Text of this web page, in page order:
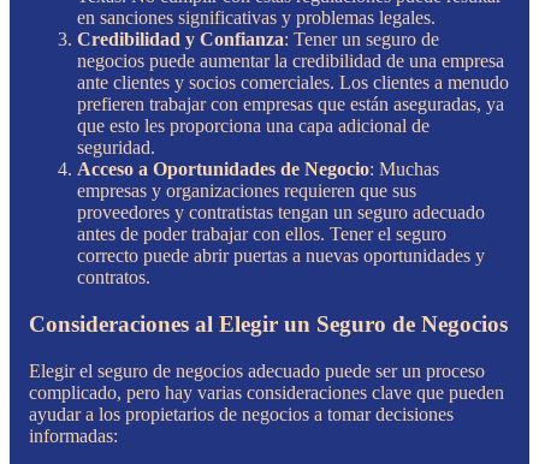
en sanciones significativas y problemas legales.
Credibilidad y Confianza: Tener un seguro de
negocios puede aumentar la credibilidad de una empresa
ante clientes y socios comerciales. Los clientes a menudo
prefieren trabajar con empresas que están aseguradas, ya
que esto les proporciona una capa adicional de
seguridad.
Acceso a Oportunidades de Negocio: Muchas
empresas y organizaciones requieren que sus
proveedores y contratistas tengan un seguro adecuado
antes de poder trabajar con ellos. Tener el seguro
correcto puede abrir puertas a nuevas oportunidades y
contratos.
Consideraciones al Elegir un Seguro de Negocios
Elegir el seguro de negocios adecuado puede ser un proceso
complicado, pero hay varias consideraciones clave que pueden
ayudar a los propietarios de negocios a tomar decisiones
informadas: